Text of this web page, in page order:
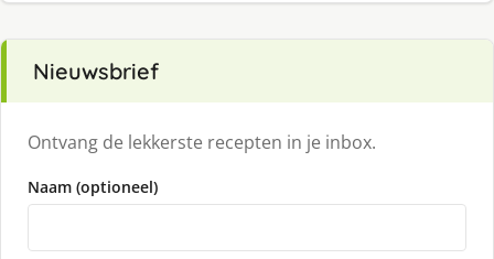
Nieuwsbrief
Ontvang de lekkerste recepten in je inbox.
Naam (optioneel)